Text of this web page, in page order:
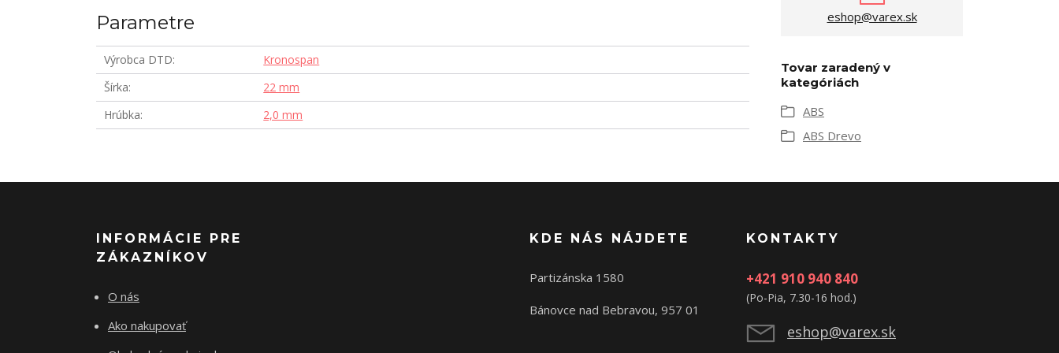
Parametre
Výrobca DTD
Kronospan
Šírka
22 mm
Hrúbka
2,0 mm
eshop@varex.sk
Tovar zaradený v
kategóriách
ABS
ABS Drevo
INFORMÁCIE PRE
ZÁKAZNÍKOV
O nás
Ako nakupovať
KDE NÁS NÁJDETE
Partizánska 1580
Bánovce nad Bebravou, 957 01
KONTAKTY
+421 910 940 840
(Po-Pia, 7.30-16 hod.)
eshop@varex.sk